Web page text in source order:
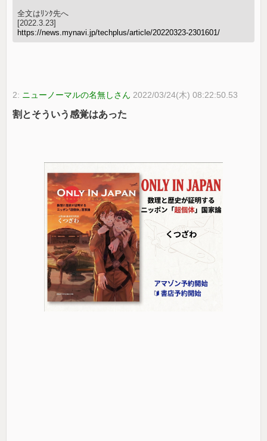
全文はﾘﾝｸ先へ
[2022.3.23]
https://news.mynavi.jp/techplus/article/20220323-2301601/
2: ニューノーマルの名無しさん 2022/03/24(木) 08:22:50.53
割とそういう感覚はあった